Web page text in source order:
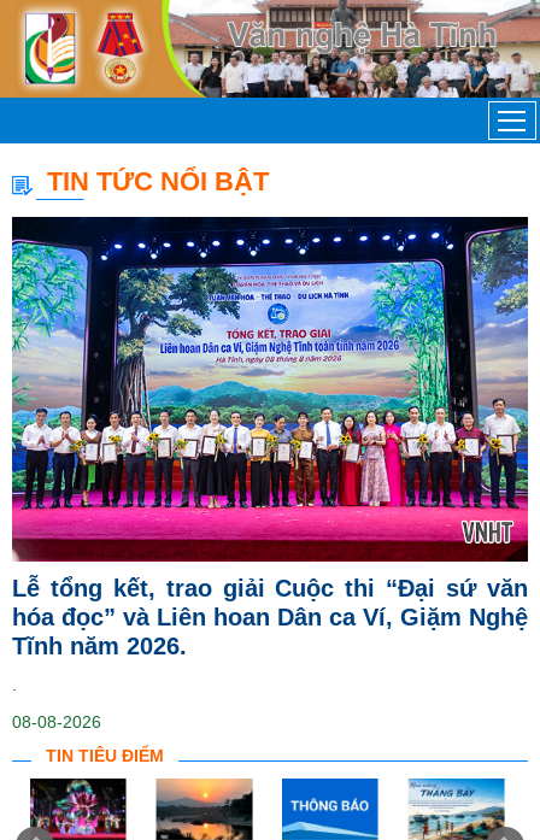
TIN TỨC NỔI BẬT
Lễ tổng kết, trao giải Cuộc thi “Đại sứ văn
hóa đọc” và Liên hoan Dân ca Ví, Giặm Nghệ
Tĩnh năm 2026.
08-08-2026
TIN TIÊU ĐIỂM